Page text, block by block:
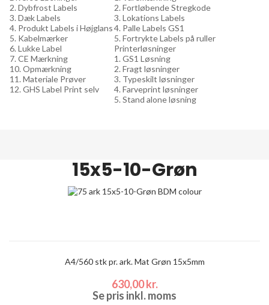
2. Dybfrost Labels
3. Dæk Labels
4. Produkt Labels i Højglans
5. Kabelmærker
6. Lukke Label
7. CE Mærkning
10. Opmærkning
11. Materiale Prøver
12. GHS Label Print selv
2. Fortløbende Stregkode
3. Lokations Labels
4. Palle Labels GS1
5. Fortrykte Labels på ruller
Printerløsninger
1. GS1 Løsning
2. Fragt løsninger
3. Typeskilt løsninger
4. Farveprint løsninger
5. Stand alone løsning
15x5-10-Grøn
A4/560 stk pr. ark. Mat Grøn 15x5mm
630,00 kr.
Se pris inkl. moms